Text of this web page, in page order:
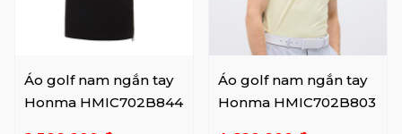
Áo golf nam ngắn tay
Honma HMIC702B844
Áo golf nam ngắn tay
Honma HMIC702B803